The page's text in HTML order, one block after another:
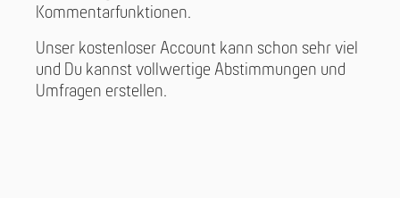
Kommentarfunktionen.
Unser kostenloser Account kann schon sehr viel
und Du kannst vollwertige Abstimmungen und
Umfragen erstellen.